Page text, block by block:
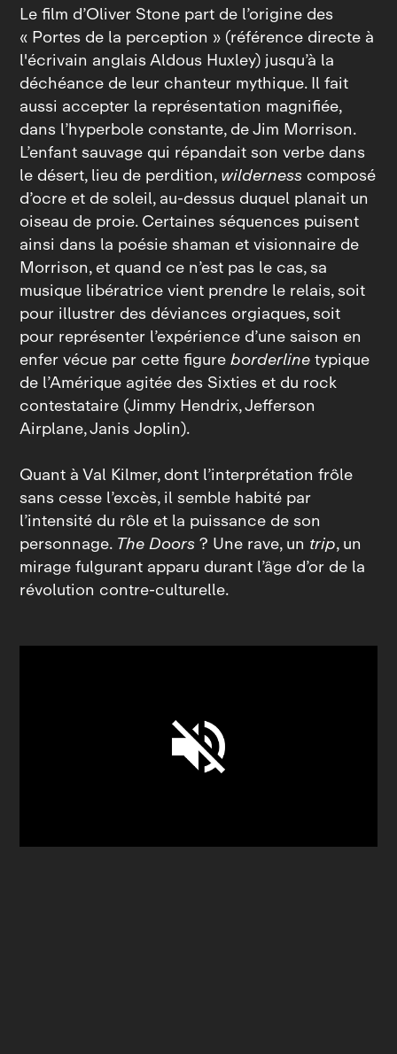
Le film d’Oliver Stone part de l’origine des
« Portes de la perception » (référence directe à
l'écrivain anglais Aldous Huxley) jusqu’à la
déchéance de leur chanteur mythique. Il fait
aussi accepter la représentation magnifiée,
dans l’hyperbole constante, de Jim Morrison.
L’enfant sauvage qui répandait son verbe dans
le désert, lieu de perdition,wilderness composé
d’ocre et de soleil, au‑dessus duquel planait un
oiseau de proie. Certaines séquences puisent
ainsi dans la poésie shaman et visionnaire de
Morrison, et quand ce n’est pas le cas, sa
musique libératrice vient prendre le relais, soit
pour illustrer des déviances orgiaques, soit
pour représenter l’expérience d’une saison en
enfer vécue par cette figureborderlinetypique
de l’Amérique agitée des Sixties et du rock
contestataire (Jimmy Hendrix, Jefferson
Airplane, Janis Joplin).
Quant à Val Kilmer, dont l’interprétation frôle
sans cesse l’excès, il semble habité par
l’intensité du rôle et la puissance de son
personnage. The Doors? Une rave, un trip, un
mirage fulgurant apparu durant l’âge d’or de la
révolution contre‑culturelle.